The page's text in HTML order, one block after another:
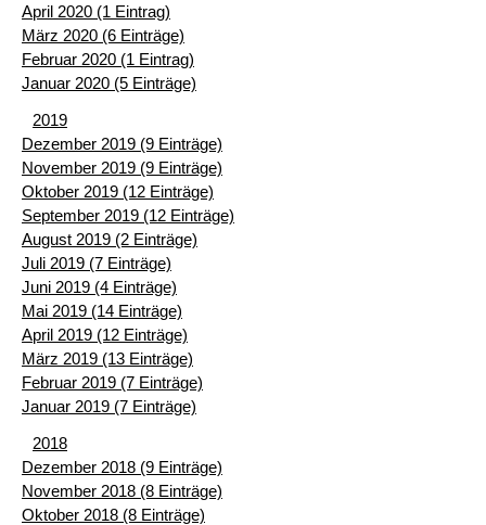
April 2020 (1 Eintrag)
März 2020 (6 Einträge)
Februar 2020 (1 Eintrag)
Januar 2020 (5 Einträge)
2019
Dezember 2019 (9 Einträge)
November 2019 (9 Einträge)
Oktober 2019 (12 Einträge)
September 2019 (12 Einträge)
August 2019 (2 Einträge)
Juli 2019 (7 Einträge)
Juni 2019 (4 Einträge)
Mai 2019 (14 Einträge)
April 2019 (12 Einträge)
März 2019 (13 Einträge)
Februar 2019 (7 Einträge)
Januar 2019 (7 Einträge)
2018
Dezember 2018 (9 Einträge)
November 2018 (8 Einträge)
Oktober 2018 (8 Einträge)